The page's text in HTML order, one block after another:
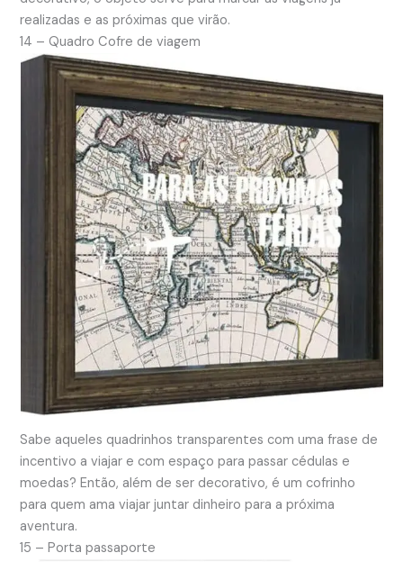
realizadas e as próximas que virão.
14 – Quadro Cofre de viagem
Sabe aqueles quadrinhos transparentes com uma frase de
incentivo a viajar e com espaço para passar cédulas e
moedas? Então, além de ser decorativo, é um cofrinho
para quem ama viajar juntar dinheiro para a próxima
aventura.
15 – Porta passaporte